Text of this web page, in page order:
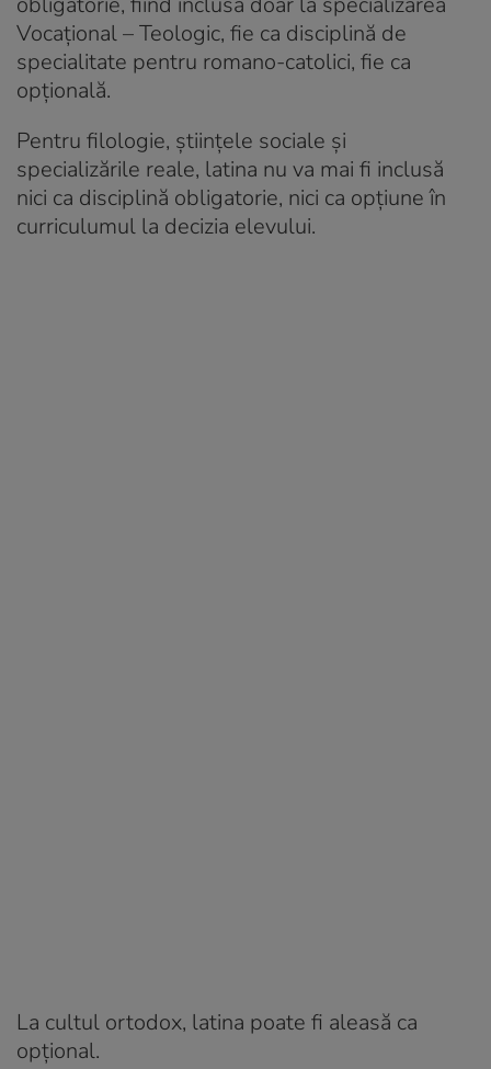
Vocațional – Teologic, fie ca disciplină de
specialitate pentru romano-catolici, fie ca
opțională.
Pentru filologie, științele sociale și
specializările reale, latina nu va mai fi inclusă
nici ca disciplină obligatorie, nici ca opțiune în
curriculumul la decizia elevului.
La cultul ortodox, latina poate fi aleasă ca
opțional.